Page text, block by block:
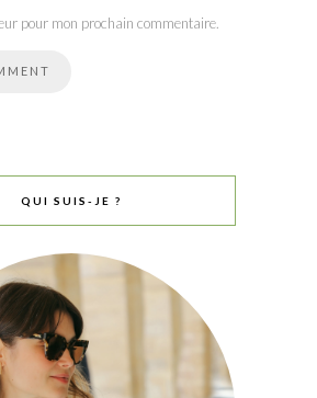
pour mon prochain commentaire.
QUI SUIS-JE ?